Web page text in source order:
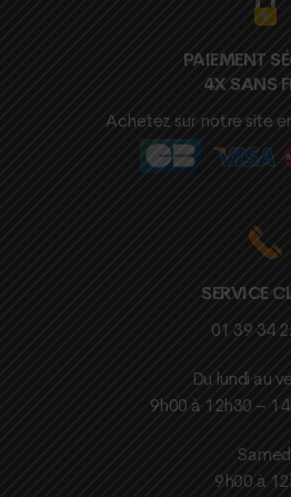
PAIEMENT
4X SANS
Achetez sur notre site
SERVICE
01 39 34
Du lundi au
9h00 à 12h30 –
9h00 à